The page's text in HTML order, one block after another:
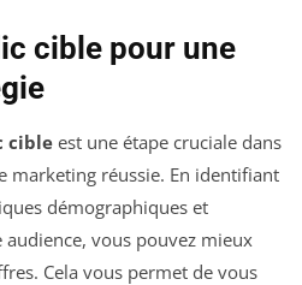
cible pour une
cible est une étape cruciale dans
marketing réussie. En identifiant
démographiques et
vous pouvez mieux
Cela vous permet de vous